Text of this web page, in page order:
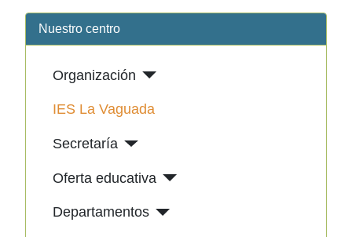
Nuestro centro
Organización
IES La Vaguada
Secretaría
Oferta educativa
Departamentos